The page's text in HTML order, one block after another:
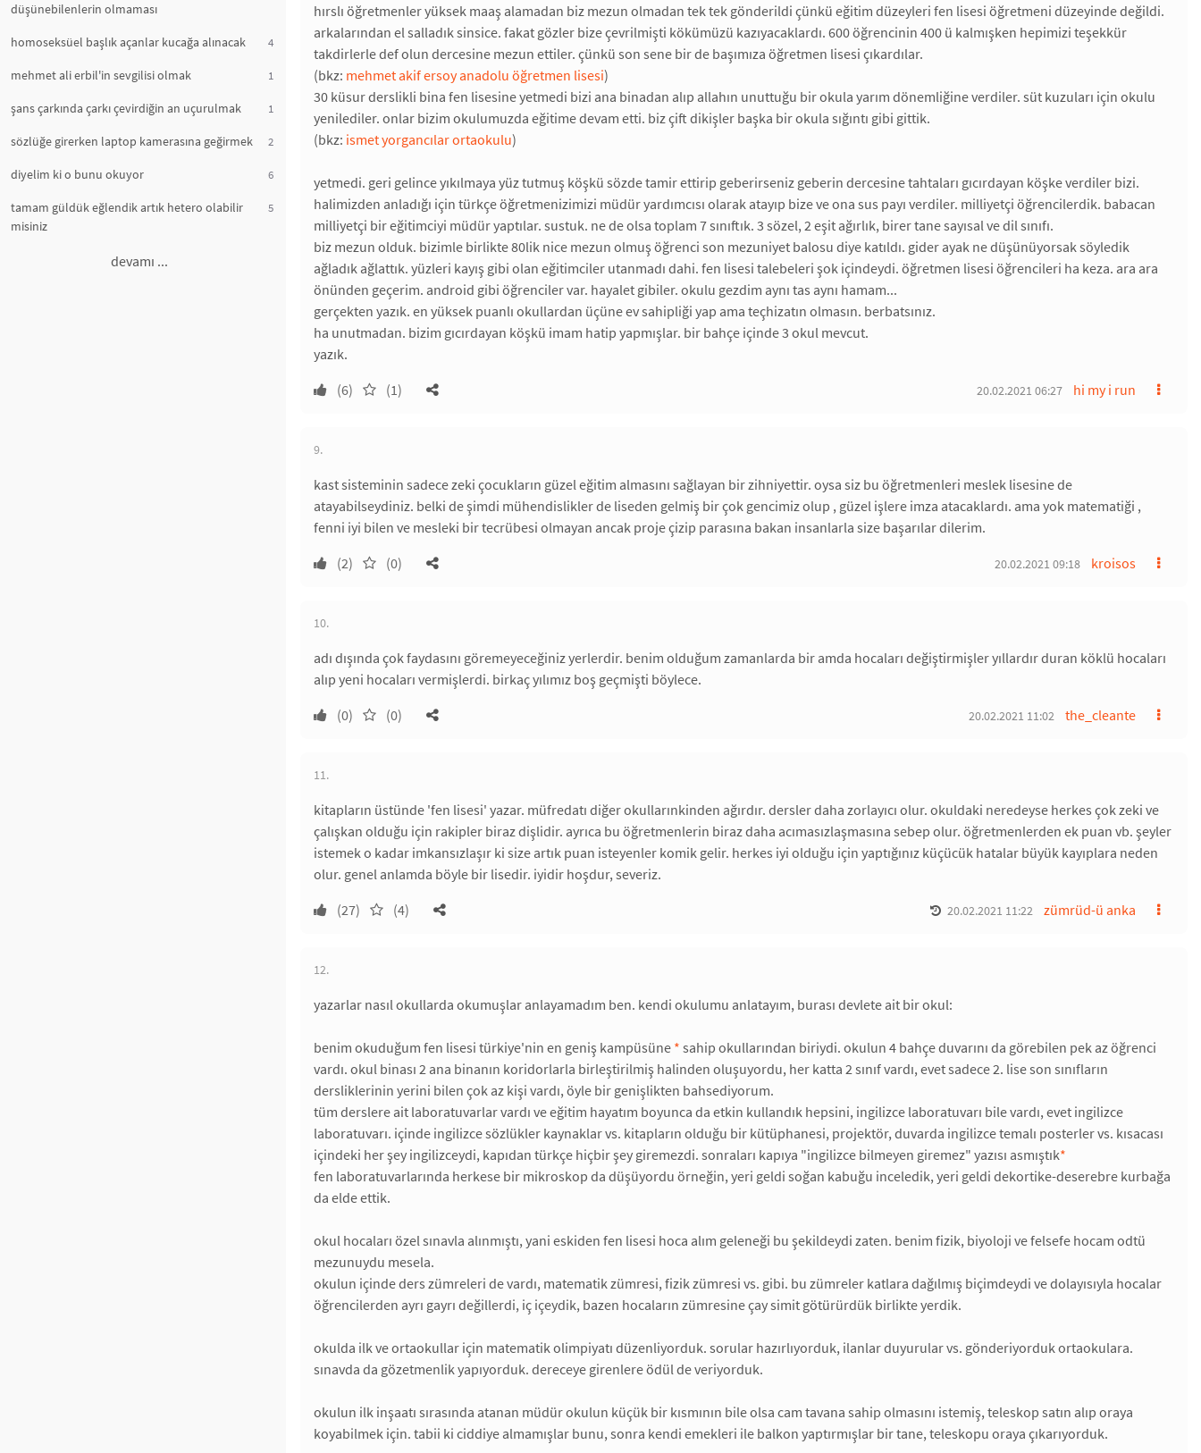
düşünebilenlerin olmaması
homoseksüel başlık açanlar kucağa alınacak 4
mehmet ali erbil'in sevgilisi olmak 1
şans çarkında çarkı çevirdiğin an uçurulmak 1
sözlüğe girerken laptop kamerasına geğirmek 2
diyelim ki o bunu okuyor 6
tamam güldük eğlendik artık hetero olabilir
misiniz
5
devamı ...
hırslı öğretmenler yüksek maaş alamadan biz mezun olmadan tek tek gönderildi çünkü eğitim düzeyleri fen lisesi öğretmeni düzeyinde değildi.
arkalarından el salladık sinsice. fakat gözler bize çevrilmişti kökümüzü kazıyacaklardı. 600 öğrencinin 400 ü kalmışken hepimizi teşekkür
takdirlerle def olun dercesine mezun ettiler. çünkü son sene bir de başımıza öğretmen lisesi çıkardılar.
(bkz: mehmet akif ersoy anadolu öğretmen lisesi)
30 küsur derslikli bina fen lisesine yetmedi bizi ana binadan alıp allahın unuttuğu bir okula yarım dönemliğine verdiler. süt kuzuları için okulu
yenilediler. onlar bizim okulumuzda eğitime devam etti. biz çift dikişler başka bir okula sığıntı gibi gittik.
(bkz: ismet yorgancılar ortaokulu)
yetmedi. geri gelince yıkılmaya yüz tutmuş köşkü sözde tamir ettirip geberirseniz geberin dercesine tahtaları gıcırdayan köşke verdiler bizi.
halimizden anladığı için türkçe öğretmenizimizi müdür yardımcısı olarak atayıp bize ve ona sus payı verdiler. milliyetçi öğrencilerdik. babacan
milliyetçi bir eğitimciyi müdür yaptılar. sustuk. ne de olsa toplam 7 sınıftık. 3 sözel, 2 eşit ağırlık, birer tane sayısal ve dil sınıfı.
biz mezun olduk. bizimle birlikte 80lik nice mezun olmuş öğrenci son mezuniyet balosu diye katıldı. gider ayak ne düşünüyorsak söyledik
ağladık ağlattık. yüzleri kayış gibi olan eğitimciler utanmadı dahi. fen lisesi talebeleri şok içindeydi. öğretmen lisesi öğrencileri ha keza. ara ara
önünden geçerim. android gibi öğrenciler var. hayalet gibiler. okulu gezdim aynı tas aynı hamam...
gerçekten yazık. en yüksek puanlı okullardan üçüne ev sahipliği yap ama teçhizatın olmasın. berbatsınız.
ha unutmadan. bizim gıcırdayan köşkü imam hatip yapmışlar. bir bahçe içinde 3 okul mevcut.
yazık.
(6)
(1) hi my i run
20.02.2021 06:27
9.
kast sisteminin sadece zeki çocukların güzel eğitim almasını sağlayan bir zihniyettir. oysa siz bu öğretmenleri meslek lisesine de
atayabilseydiniz. belki de şimdi mühendislikler de liseden gelmiş bir çok gencimiz olup , güzel işlere imza atacaklardı. ama yok matematiği ,
fenni iyi bilen ve mesleki bir tecrübesi olmayan ancak proje çizip parasına bakan insanlarla size başarılar dilerim.
(2)
(0) kroisos
20.02.2021 09:18
10.
adı dışında çok faydasını göremeyeceğiniz yerlerdir. benim olduğum zamanlarda bir amda hocaları değiştirmişler yıllardır duran köklü hocaları
alıp yeni hocaları vermişlerdi. birkaç yılımız boş geçmişti böylece.
(0)
(0) the_cleante
20.02.2021 11:02
11.
kitapların üstünde 'fen lisesi' yazar. müfredatı diğer okullarınkinden ağırdır. dersler daha zorlayıcı olur. okuldaki neredeyse herkes çok zeki ve
çalışkan olduğu için rakipler biraz dişlidir. ayrıca bu öğretmenlerin biraz daha acımasızlaşmasına sebep olur. öğretmenlerden ek puan vb. şeyler
istemek o kadar imkansızlaşır ki size artık puan isteyenler komik gelir. herkes iyi olduğu için yaptığınız küçücük hatalar büyük kayıplara neden
olur. genel anlamda böyle bir lisedir. iyidir hoşdur, severiz.
(27)
(4) zümrüd-ü anka
20.02.2021 11:22
12.
yazarlar nasıl okullarda okumuşlar anlayamadım ben. kendi okulumu anlatayım, burası devlete ait bir okul:
benim okuduğum fen lisesi türkiye'nin en geniş kampüsüne * sahip okullarından biriydi. okulun 4 bahçe duvarını da görebilen pek az öğrenci
vardı. okul binası 2 ana binanın koridorlarla birleştirilmiş halinden oluşuyordu, her katta 2 sınıf vardı, evet sadece 2. lise son sınıfların
dersliklerinin yerini bilen çok az kişi vardı, öyle bir genişlikten bahsediyorum.
tüm derslere ait laboratuvarlar vardı ve eğitim hayatım boyunca da etkin kullandık hepsini, ingilizce laboratuvarı bile vardı, evet ingilizce
laboratuvarı. içinde ingilizce sözlükler kaynaklar vs. kitapların olduğu bir kütüphanesi, projektör, duvarda ingilizce temalı posterler vs. kısacası
içindeki her şey ingilizceydi, kapıdan türkçe hiçbir şey giremezdi. sonraları kapıya "ingilizce bilmeyen giremez" yazısı asmıştık*
fen laboratuvarlarında herkese bir mikroskop da düşüyordu örneğin, yeri geldi soğan kabuğu inceledik, yeri geldi dekortike-deserebre kurbağa
da elde ettik.
okul hocaları özel sınavla alınmıştı, yani eskiden fen lisesi hoca alım geleneği bu şekildeydi zaten. benim fizik, biyoloji ve felsefe hocam odtü
mezunuydu mesela.
okulun içinde ders zümreleri de vardı, matematik zümresi, fizik zümresi vs. gibi. bu zümreler katlara dağılmış biçimdeydi ve dolayısıyla hocalar
öğrencilerden ayrı gayrı değillerdi, iç içeydik, bazen hocaların zümresine çay simit götürürdük birlikte yerdik.
okulda ilk ve ortaokullar için matematik olimpiyatı düzenliyorduk. sorular hazırlıyorduk, ilanlar duyurular vs. gönderiyorduk ortaokulara.
sınavda da gözetmenlik yapıyorduk. dereceye girenlere ödül de veriyorduk.
okulun ilk inşaatı sırasında atanan müdür okulun küçük bir kısmının bile olsa cam tavana sahip olmasını istemiş, teleskop satın alıp oraya
koyabilmek için. tabii ki ciddiye almamışlar bunu, sonra kendi emekleri ile balkon yaptırmışlar bir tane, teleskopu oraya çıkarıyorduk.